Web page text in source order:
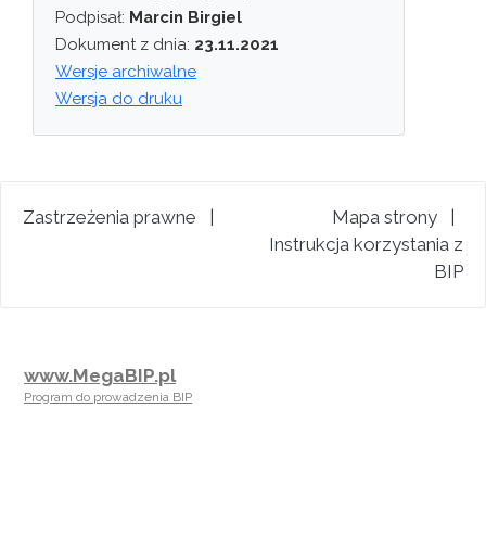
Podpisał: Marcin Birgiel
Dokument z dnia: 23.11.2021
Wersje archiwalne
Wersja do druku
Zastrzeżenia prawne Mapa strony
Instrukcja korzystania z
BIP
www.MegaBIP.pl
Program do prowadzenia BIP